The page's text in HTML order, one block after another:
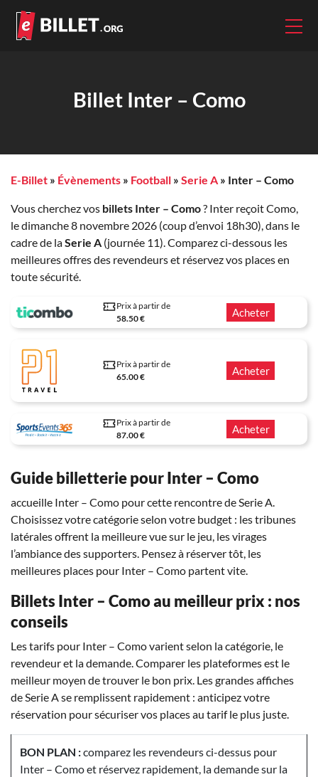
Billet Inter – Como
E-Billet » Évènements » Football » Serie A » Inter – Como
Vous cherchez vos billets Inter – Como? Inter reçoit Como,
le dimanche 8 novembre 2026 (coup d’envoi 18h30), dans le
cadre de laSerie A (journée 11). Comparez ci-dessous les
meilleures offres des revendeurs et réservez vos places en
toute sécurité.
Prix à partir de
58.50 €
Acheter
Prix à partir de
65.00 €
Acheter
Prix à partir de
87.00 €
Acheter
Guide billetterie pour Inter – Como
accueille Inter – Como pour cette rencontre de Serie A.
Choisissez votre catégorie selon votre budget : les tribunes
latérales offrent la meilleure vue sur le jeu, les virages
l’ambiance des supporters. Pensez à réserver tôt, les
meilleures places pour Inter – Como partent vite.
Billets Inter – Como au meilleur prix : nos
conseils
Les tarifs pour Inter – Como varient selon la catégorie, le
revendeur et la demande. Comparer les plateformes est le
meilleur moyen de trouver le bon prix. Les grandes affiches
de Serie A se remplissent rapidement : anticipez votre
réservation pour sécuriser vos places au tarif le plus juste.
BON PLAN :comparez les revendeurs ci-dessus pour
Inter – Como et réservez rapidement, la demande sur la